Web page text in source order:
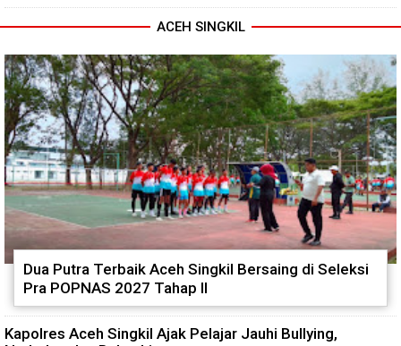
ACEH SINGKIL
Dua Putra Terbaik Aceh Singkil Bersaing di Seleksi
Pra POPNAS 2027 Tahap II
Kapolres Aceh Singkil Ajak Pelajar Jauhi Bullying,